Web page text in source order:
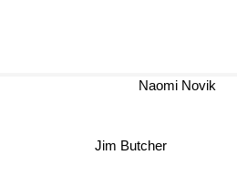
Naomi Novik
Jim Butcher